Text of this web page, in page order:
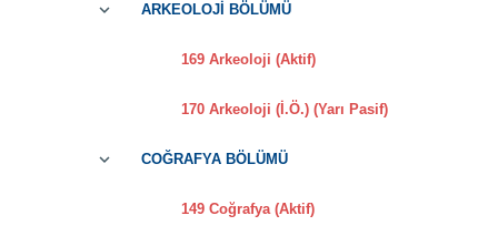
ARKEOLOJİ BÖLÜMÜ
169 Arkeoloji (Aktif)
170 Arkeoloji (İ.Ö.) (Yarı Pasif)
COĞRAFYA BÖLÜMÜ
149 Coğrafya (Aktif)